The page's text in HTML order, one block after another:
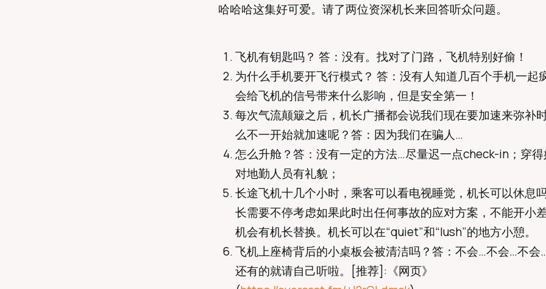
哈哈哈这集好可爱。请了两位资深机长来回答听众问题。
飞机有钥匙吗？ 答：没有。找对了门路，飞机特别好偷！
为什么手机要开飞行模式？ 答：没有人知道几百个手机一起
会给飞机的信号带来什么影响，但是安全第一！
每次气流颠簸之后，机长广播都会说我们现在要加速来弥补
么不一开始就加速呢？答：因为我们在骗人…
怎么升舱？答：没有一定的方法…尽量迟一点check-in；穿
对地勤人员有礼貌；
长途飞机十几个小时，乘客可以看电视睡觉，机长可以休息
长需要不停考虑如果此时出任何事故的应对方案，不能开小
机会有机长替换。机长可以在“quiet”和“lush”的地方小憩。
飞机上座椅背后的小桌板会被清洁吗？答：不会…不会…不会
还有的就请自己听啦。[推荐]:《网页》